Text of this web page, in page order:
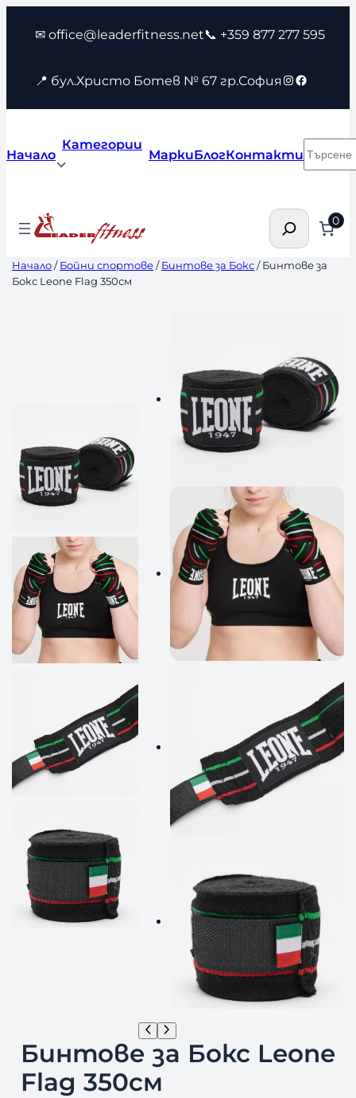
съдържанието
✉ office@leaderfitness.net📞 +359 877 277 595
📍 бул.Христо Ботев № 67 гр.София Instagram
Facebook
Начало
Категории
МаркиБлогКонтакти
Търсене 0
Начало/Бойни спортове/Бинтове за Бокс/ Бинтове за
Бокс Leone Flag 350см
Бинтове за Бокс Leone
Flag 350см